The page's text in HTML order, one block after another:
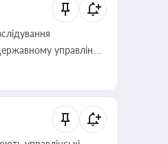
управлінні